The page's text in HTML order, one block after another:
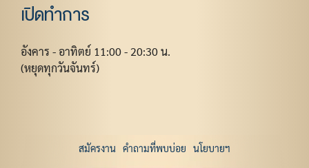
เปิดทำการ
อังคาร - อาทิตย์ 11:00 - 20:30 น.
(หยุดทุกวันจันทร์)
สมัครงาน คำถามที่พบบ่อย นโยบายฯ